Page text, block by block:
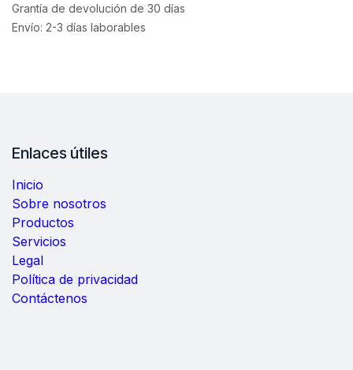
Grantía de devolución de 30 días
Envío: 2-3 días laborables
Enlaces útiles
Inicio
Sobre nosotros
Productos
Servicios
Legal
Política de privacidad
Contáctenos